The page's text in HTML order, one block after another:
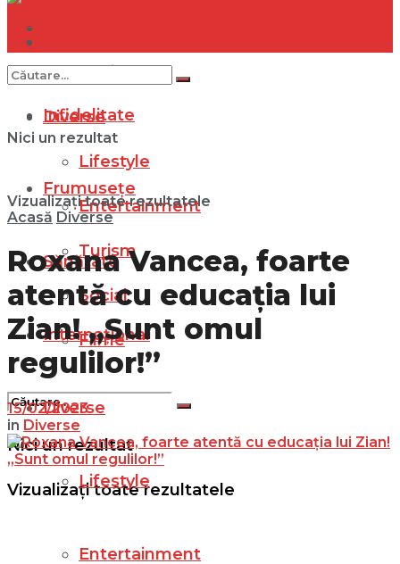
Internațional
Diverse
Lifestyle
Entertainment
Turism
Social
Filme
Nici un rezultat
Vizualizați toate rezultatele
Infidelitate
Frumusețe
Sănătate
Internațional
Diverse
Lifestyle
Entertainment
Nici un rezultat
Vizualizați toate rezultatele
Acasă Diverse
Roxana Vancea, foarte
atentă cu educația lui
Zian! „Sunt omul
regulilor!”
15/02/2023
in Diverse